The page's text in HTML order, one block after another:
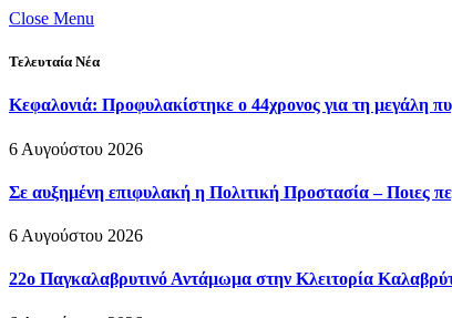
Close Menu
Τελευταία Νέα
Κεφαλονιά: Προφυλακίστηκε ο 44χρονος για τη μεγάλη
6 Αυγούστου 2026
Σε αυξημένη επιφυλακή η Πολιτική Προστασία – Ποιες
6 Αυγούστου 2026
22ο Παγκαλαβρυτινό Αντάμωμα στην Κλειτορία